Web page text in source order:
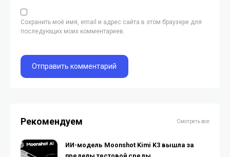
Сохранить моё имя, email и адрес сайта в этом браузере для
последующих моих комментариев.
Рекомендуем Смотреть все
ИИ-модель Moonshot Kimi K3 вышла за